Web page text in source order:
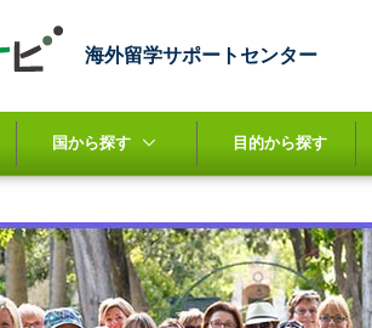
海外留学サポートセンター
国から探す 目的から探す